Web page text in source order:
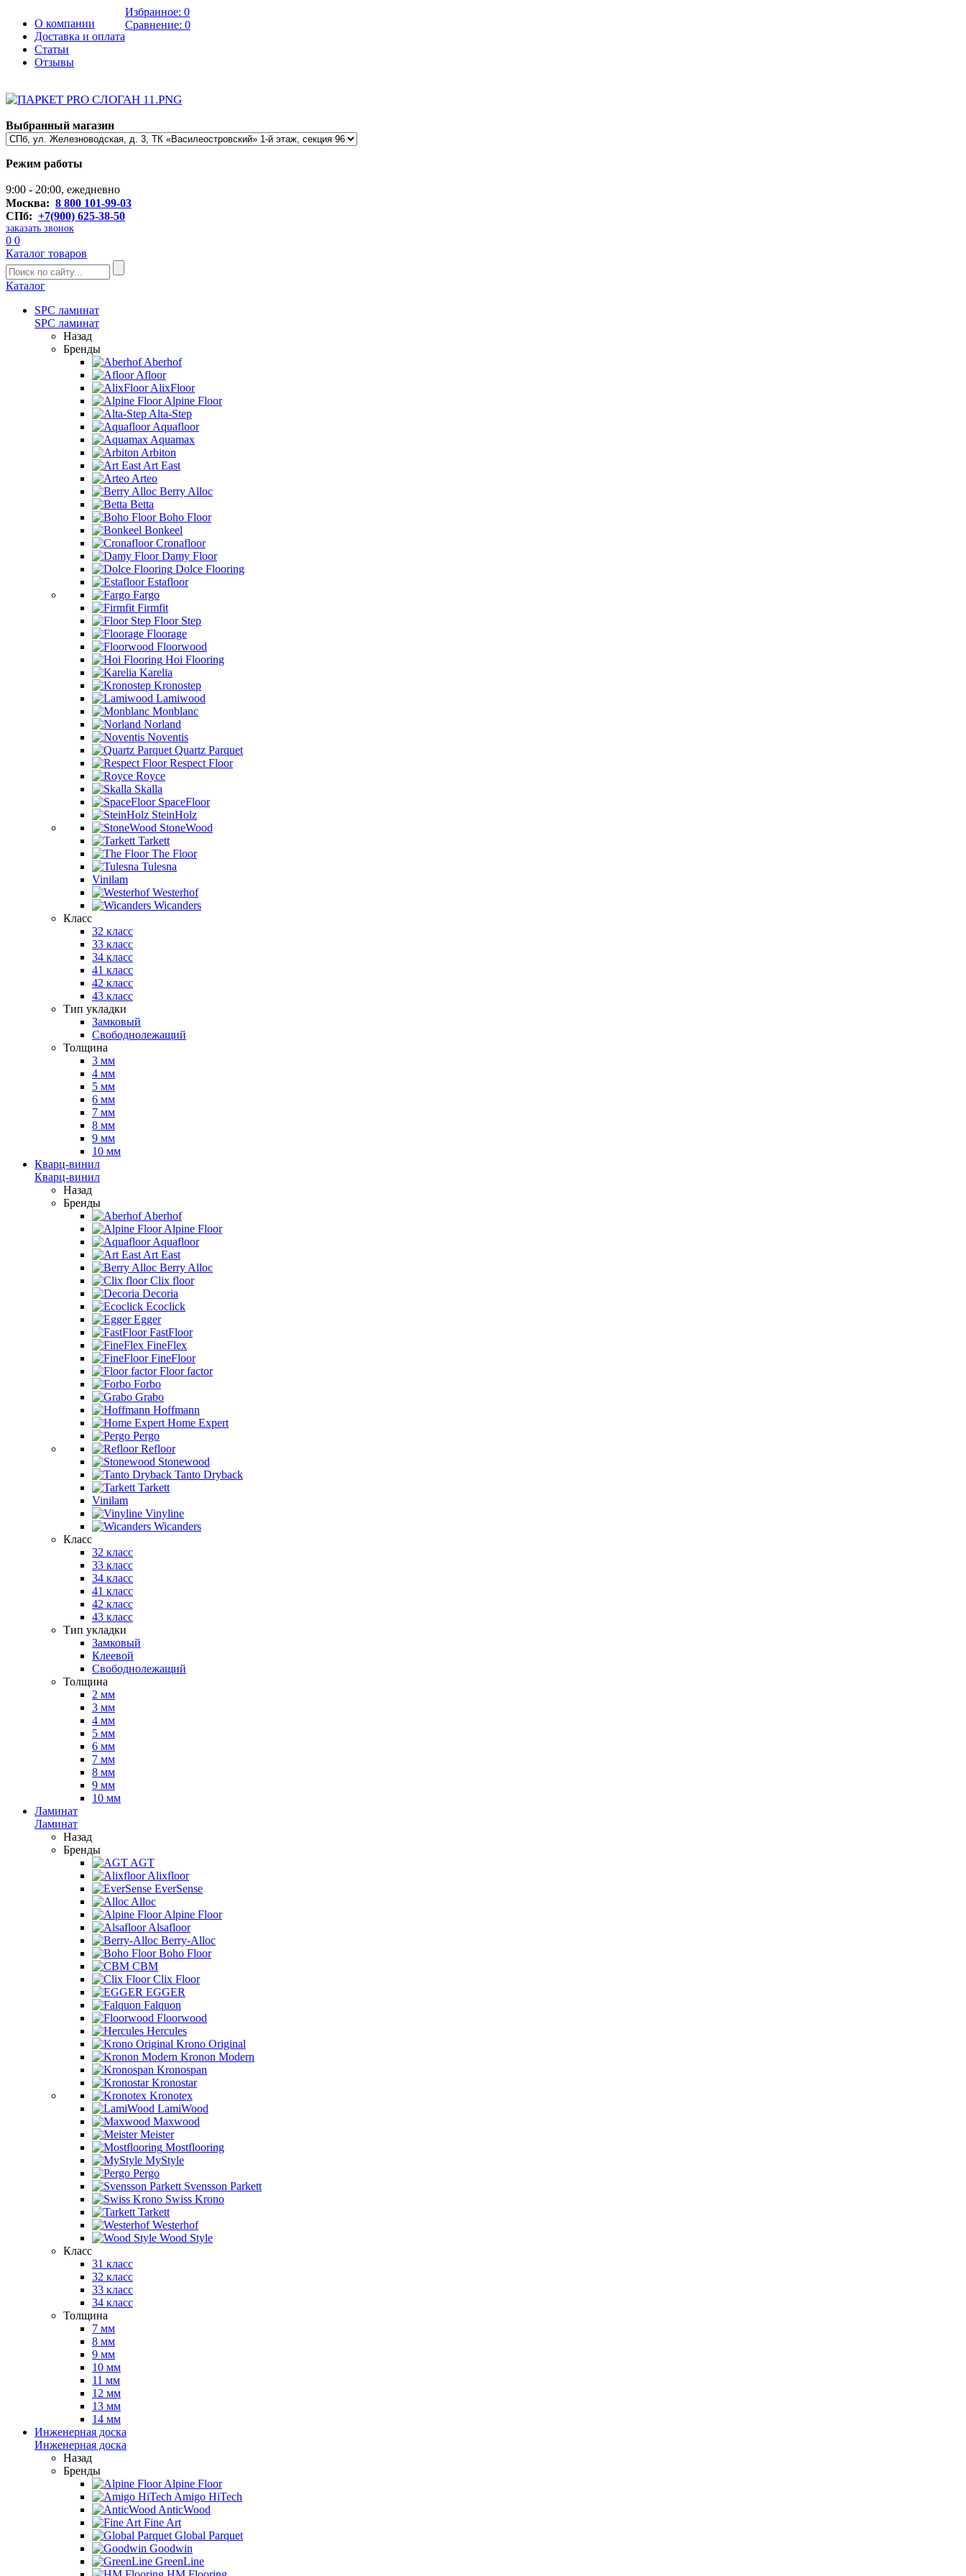
О компании
Доставка и оплата
Статьи
Отзывы
Избранное: 0
Сравнение: 0
Выбранный магазин
Режим работы
9:00 - 20:00, ежедневно
Москва: 8 800 101-99-03
СПб: +7(900) 625-38-50
заказать звонок
0 0
Каталог товаров
Каталог
SPC ламинат
SPC ламинат
Назад
Бренды
Aberhof
Afloor
AlixFloor
Alpine Floor
Alta-Step
Aquafloor
Aquamax
Arbiton
Art East
Arteo
Berry Alloc
Betta
Boho Floor
Bonkeel
Cronafloor
Damy Floor
Dolce Flooring
Estafloor
Fargo
Firmfit
Floor Step
Floorage
Floorwood
Hoi Flooring
Karelia
Kronostep
Lamiwood
Monblanc
Norland
Noventis
Quartz Parquet
Respect Floor
Royce
Skalla
SpaceFloor
SteinHolz
StoneWood
Tarkett
The Floor
Tulesna
Vinilam
Westerhof
Wicanders
Класс
32 класс
33 класс
34 класс
41 класс
42 класс
43 класс
Тип укладки
Замковый
Свободнолежащий
Толщина
3 мм
4 мм
5 мм
6 мм
7 мм
8 мм
9 мм
10 мм
Кварц-винил
Кварц-винил
Назад
Бренды
Aberhof
Alpine Floor
Aquafloor
Art East
Berry Alloc
Clix floor
Decoria
Ecoclick
Egger
FastFloor
FineFlex
FineFloor
Floor factor
Forbo
Grabo
Hoffmann
Home Expert
Pergo
Refloor
Stonewood
Tanto Dryback
Tarkett
Vinilam
Vinyline
Wicanders
Класс
32 класс
33 класс
34 класс
41 класс
42 класс
43 класс
Тип укладки
Замковый
Клеевой
Свободнолежащий
Толщина
2 мм
3 мм
4 мм
5 мм
6 мм
7 мм
8 мм
9 мм
10 мм
Ламинат
Ламинат
Назад
Бренды
AGT
Alixfloor
EverSense
Alloc
Alpine Floor
Alsafloor
Berry-Alloc
Boho Floor
CBM
Clix Floor
EGGER
Falquon
Floorwood
Hercules
Krono Original
Kronon Modern
Kronospan
Kronostar
Kronotex
LamiWood
Maxwood
Meister
Mostflooring
MyStyle
Pergo
Svensson Parkett
Swiss Krono
Tarkett
Westerhof
Wood Style
Класс
31 класс
32 класс
33 класс
34 класс
Толщина
7 мм
8 мм
9 мм
10 мм
11 мм
12 мм
13 мм
14 мм
Инженерная доска
Инженерная доска
Назад
Бренды
Alpine Floor
Amigo HiTech
AnticWood
Fine Art
Global Parquet
Goodwin
GreenLine